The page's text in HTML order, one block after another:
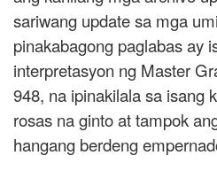
sariwang update sa mga
pinakabagong paglabas ay
interpretasyon ng Master
948, na ipinakilala sa isang
rosas na ginto at tampok
hangang berdeng